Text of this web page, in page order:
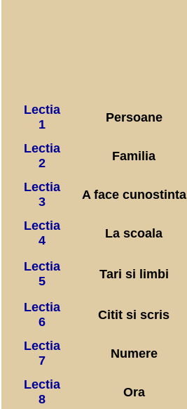
Lectia
1
Persoane
Lectia
2
Familia
Lectia
3
A face cunostinta
Lectia
4
La scoala
Lectia
5
Tari si limbi
Lectia
6
Citit si scris
Lectia
7
Numere
Lectia
8
Ora